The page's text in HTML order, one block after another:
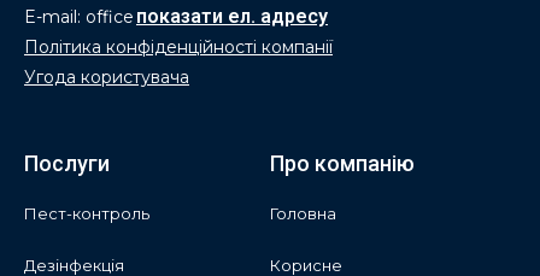
E-mail: office
Політика конфіденційності компанії
Угода користувача
Послуги
Пест-контроль
Дезінфекція
Про компанію
Головна
Корисне